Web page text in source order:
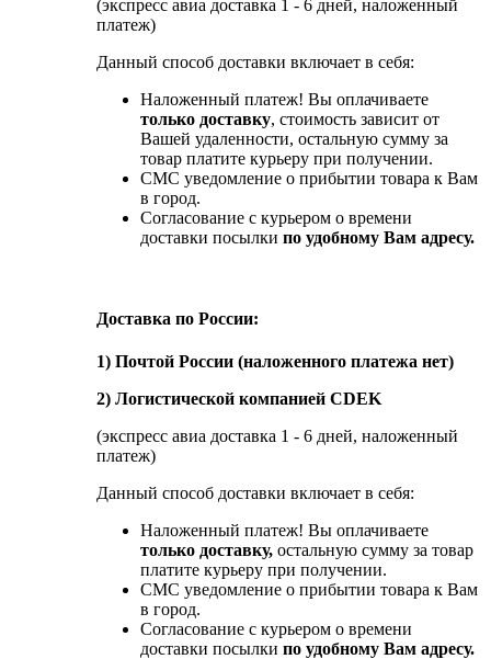
(экспресс авиа доставка 1 - 6 дней, наложенный
платеж)
Данный способ доставки включает в себя:
Наложенный платеж! Вы оплачиваете
только доставку, стоимость зависит от
Вашей удаленности, остальную сумму за
товар платите курьеру при получении.
СМС уведомление о прибытии товара к Вам
в город.
Согласование с курьером о времени
доставки посылки по удобному Вам адресу.
Доставка по России:
1) Почтой России (наложенного платежа нет)
2) Логистической компанией CDEK
(экспресс авиа доставка 1 - 6 дней, наложенный
платеж)
Данный способ доставки включает в себя:
Наложенный платеж! Вы оплачиваете
только доставку, остальную сумму за товар
платите курьеру при получении.
СМС уведомление о прибытии товара к Вам
в город.
Согласование с курьером о времени
доставки посылки по удобному Вам адресу.